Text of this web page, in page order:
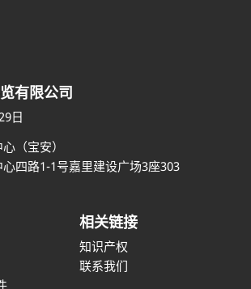
有限公司
日
（宝安）
四路1-1号嘉里建设广场3座303
相关链接
知识产权
联系我们